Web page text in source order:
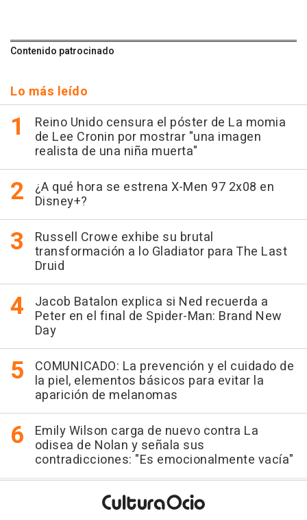
Contenido patrocinado
Lo más leído
Reino Unido censura el póster de La momia
de Lee Cronin por mostrar "una imagen
realista de una niña muerta"
¿A qué hora se estrena X-Men 97 2x08 en
Disney+?
Russell Crowe exhibe su brutal
transformación a lo Gladiator para The Last
Druid
Jacob Batalon explica si Ned recuerda a
Peter en el final de Spider-Man: Brand New
Day
COMUNICADO: La prevención y el cuidado de
la piel, elementos básicos para evitar la
aparición de melanomas
Emily Wilson carga de nuevo contra La
odisea de Nolan y señala sus
contradicciones: "Es emocionalmente vacía"